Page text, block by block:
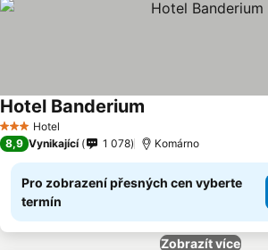
3 Počet hvězdiček
Hotel
Hotel Banderium
8,9 Vynikající 1 078 Komárno
Pro zobrazení přesných cen vyberte
termín
Zobrazít více